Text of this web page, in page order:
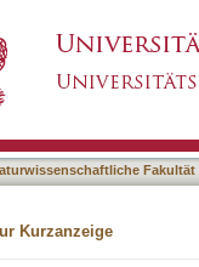
Fakultät
Kurzanzeige